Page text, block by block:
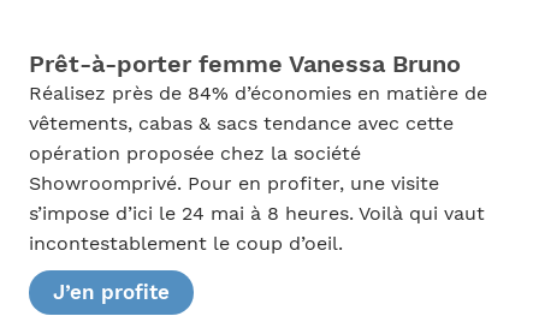
Prêt-à-porter femme Vanessa Bruno
Réalisez près de 84% d’économies en matière de
vêtements, cabas & sacs tendance avec cette
opération proposée chez la société
Showroomprivé. Pour en profiter, une visite
s’impose d’ici le 24 mai à 8 heures. Voilà qui vaut
incontestablement le coup d’oeil.
J’en profite